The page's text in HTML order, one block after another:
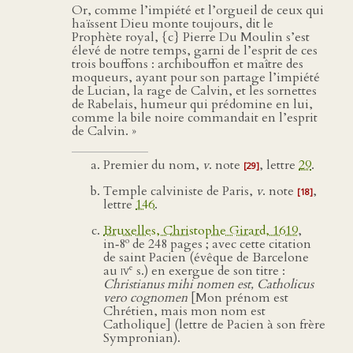
Or, comme l’impiété et l’orgueil de ceux qui
haïssent Dieu monte toujours, dit le
Prophète royal, {c} Pierre Du Moulin s’est
élevé de notre temps, garni de l’esprit de ces
trois bouffons : archibouffon et maître des
moqueurs, ayant pour son partage l’impiété
de Lucian, la rage de Calvin, et les sornettes
de Rabelais, humeur qui prédomine en lui,
comme la bile noire commandait en l’esprit
de Calvin. »
Premier du nom, v. note [29], lettre 29.
Temple calviniste de Paris, v. note [18],
lettre146.
Bruxelles, Christophe Girard, 1619,
in‑8o de 248 pages ; avec cette citation
de saint Pacien (évêque de Barcelone
au ive s.) en exergue de son titre :
Christianus mihi nomen est, Catholicus
vero cognomen [Mon prénom est
Chrétien, mais mon nom est
Catholique] (lettre de Pacien à son frère
Sympronian).